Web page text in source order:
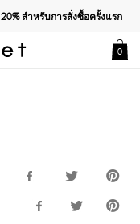
20%สำหรับการสั่งซื้อครั้งแรก
0